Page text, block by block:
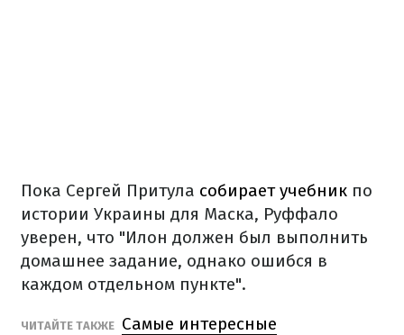
Пока Сергей Притула собирает учебник по
истории Украины для Маска, Руффало
уверен, что "Илон должен был выполнить
домашнее задание, однако ошибся в
каждом отдельном пункте".
ЧИТАЙТЕ ТАКЖЕ Самые интересные